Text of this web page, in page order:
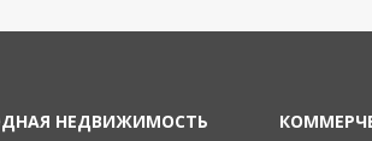
НЕДВИЖИМОСТЬ